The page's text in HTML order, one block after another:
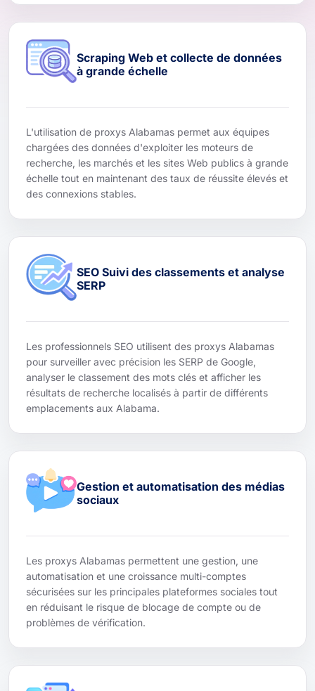
Scraping Web et collecte de données
à grande échelle
L'utilisation de proxys Alabamas permet aux équipes
chargées des données d'exploiter les moteurs de
recherche, les marchés et les sites Web publics à grande
échelle tout en maintenant des taux de réussite élevés et
des connexions stables.
SEO Suivi des classements et analyse
SERP
Les professionnels SEO utilisent des proxys Alabamas
pour surveiller avec précision les SERP de Google,
analyser le classement des mots clés et afficher les
résultats de recherche localisés à partir de différents
emplacements aux Alabama.
Gestion et automatisation des médias
sociaux
Les proxys Alabamas permettent une gestion, une
automatisation et une croissance multi-comptes
sécurisées sur les principales plateformes sociales tout
en réduisant le risque de blocage de compte ou de
problèmes de vérification.